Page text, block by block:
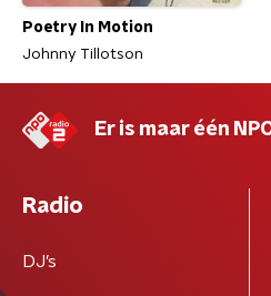
Poetry In Motion
Johnny Tillotson
Er is maar één
Radio
DJ’s